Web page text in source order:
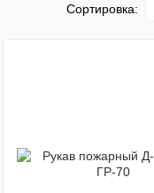
Сортировка: